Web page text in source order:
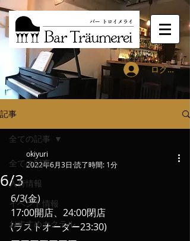
ログイン
記事
全ての記事
入荷情報
イベント情報
おすすめカクテル
全ての記事
6/3
okiyuri
2022年6月3日 読了時間: 1分
6/3(金)
17:00開店、24:00閉店
(ラストオーダー23:30)